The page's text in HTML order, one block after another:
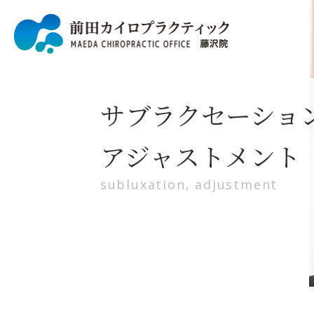
サブラクセーショ
アジャストメント
subluxation, adjustment